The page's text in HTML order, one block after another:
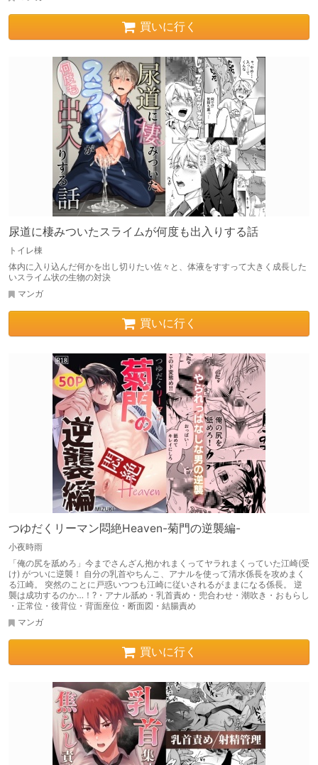
買いに行く
尿道に棲みついたスライムが何度も出入りする話
トイレ棟
体内に入り込んだ何かを出し切りたい佐々と、体液をすすって大きく成長した
いスライム状の生物の対決
マンガ
買いに行く
つゆだくリーマン悶絶Heaven-菊門の逆襲編-
小夜時雨
「俺の尻を舐めろ」今までさんざん抱かれまくってヤラれまくっていた江崎(受
け) がついに逆襲！ 自分の乳首やちんこ、アナルを使って清水係長を攻めまく
る江崎。 突然のことに戸惑いつつも江崎に従いされるがままになる係長。 逆
襲は成功するのか…！?・アナル舐め・乳首責め・兜合わせ・潮吹き・おもらし
・正常位・後背位・背面座位・断面図・結腸責め
マンガ
買いに行く